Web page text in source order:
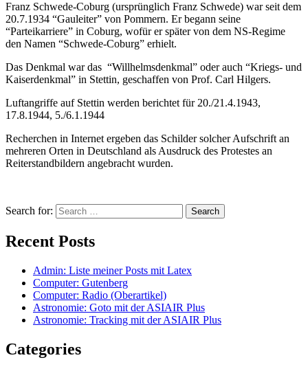
Franz Schwede-Coburg (ursprünglich Franz Schwede) war seit dem
20.7.1934 “Gauleiter” von Pommern. Er begann seine
“Parteikarriere” in Coburg, wofür er später von dem NS-Regime
den Namen “Schwede-Coburg” erhielt.
Das Denkmal war das “Willhelmsdenkmal” oder auch “Kriegs- und
Kaiserdenkmal” in Stettin, geschaffen von Prof. Carl Hilgers.
Luftangriffe auf Stettin werden berichtet für 20./21.4.1943,
17.8.1944, 5./6.1.1944
Recherchen in Internet ergeben das Schilder solcher Aufschrift an
mehreren Orten in Deutschland als Ausdruck des Protestes an
Reiterstandbildern angebracht wurden.
Search for:
Recent Posts
Admin: Liste meiner Posts mit Latex
Computer: Gutenberg
Computer: Radio (Oberartikel)
Astronomie: Goto mit der ASIAIR Plus
Astronomie: Tracking mit der ASIAIR Plus
Categories